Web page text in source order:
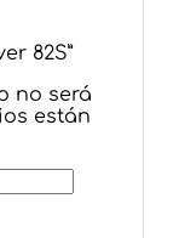
82S”
no será
están